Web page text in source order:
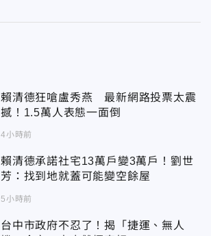
賴清德狂嗆盧秀燕 最新網路投票太震
撼！1.5萬人表態一面倒
4小時前
賴清德承諾社宅13萬戶變3萬戶！劉世
芳：找到地就蓋可能變空餘屋
5小時前
台中市政府不忍了！揭「捷運、無人